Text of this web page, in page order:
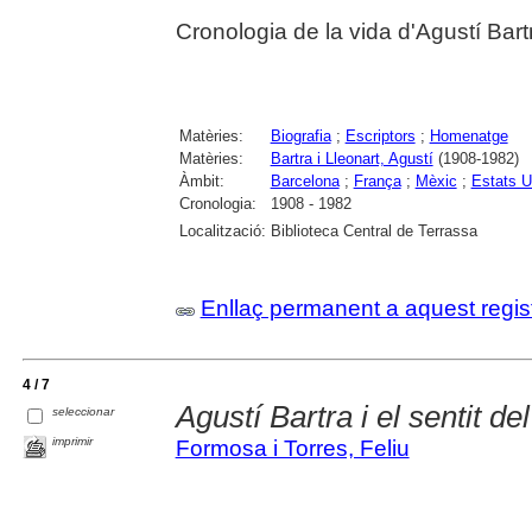
Cronologia de la vida d'Agustí
Matèries: Biografia; Escriptors ; Homenatge
Matèries:
Bartra i Lleonart, Agustí(1908-1982)
Àmbit:
Barcelona; França; Mèxic ; Estats
Cronologia:
1908 - 1982
Localització: Biblioteca Central de Terrassa
Enllaç permanent a aquest
4 / 7
seleccionar
imprimir
Agustí Bartra i el sentit
Formosa i Torres, Feliu